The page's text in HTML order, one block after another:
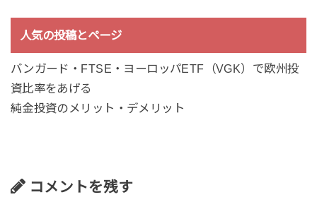
人気の投稿とページ
バンガード・FTSE・ヨーロッパETF（VGK）で欧州投
資比率をあげる
純金投資のメリット・デメリット
コメントを残す